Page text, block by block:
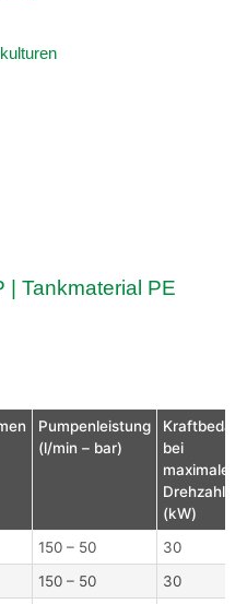
| Tankmaterial PE
Pumpenleistung
(l/min – bar)
Kraftbedarf
bei
maximaler
Drehzahl
(kW)
150 – 50
30
150 – 50
30